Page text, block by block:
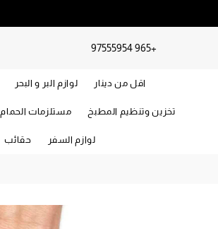
+965 97555954
اقل من دينار لوازم البر و البحر
تخزين وتنظيم المطبخ مستلزمات الحمام
لوازم السفر حقائب